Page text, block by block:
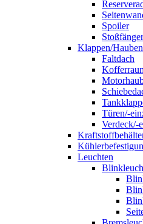
Spoiler
Klappen/
Faltdach
Türen/-
Verdeck/-
Leuchten